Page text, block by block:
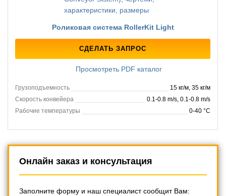
Роликовая система RollerKit Light
СДЕЛАТЬ ЗАПРОС
Просмотреть PDF каталог
Грузоподъемность
15 кг/м, 35 кг/м
Скорость конвейера
0.1-0.8 m/s, 0.1-0.8 m/s
Рабочие температуры
0-40 °C
Онлайн заказ и консультация
Заполните форму и наш специалист сообщит Вам: